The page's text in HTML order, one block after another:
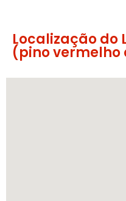
Localização do
(pino vermelho